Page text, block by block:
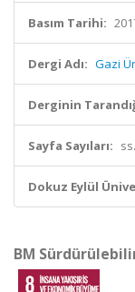
Basım Tarihi:
Dergi Adı: Gazi
Derginin
Sayfa Sayıları:
Dokuz Eylül
BM